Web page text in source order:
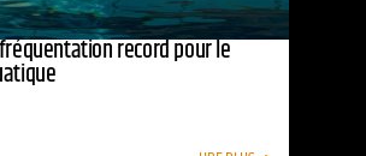
record pour le